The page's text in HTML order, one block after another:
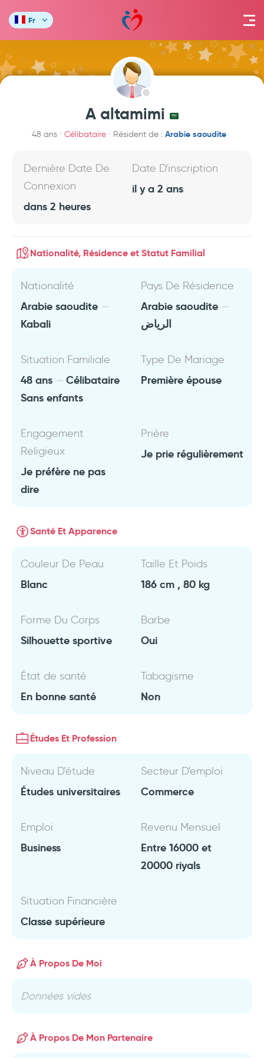
Fr
A altamimi
48 ans Célibataire Résident de : Arabie saoudite
Dernière Date De
Connexion
dans 2 heures
Date D'inscription
il y a 2 ans
Nationalité, Résidence et Statut Familial
Nationalité
Arabie saoudite
Kabali
Pays De Résidence
Arabie saoudite
الرياض
Situation Familiale
48 ans
Célibataire
Sans enfants
Type De Mariage
Première épouse
Engagement
Religieux
Je préfère ne pas
dire
Prière
Je prie régulièrement
Santé Et Apparence
Couleur De Peau
Blanc
Taille Et Poids
186 cm , 80 kg
Forme Du Corps
Silhouette sportive
Barbe
Oui
État de santé
En bonne santé
Tabagisme
Non
Études Et Profession
Niveau D'étude
Études universitaires
Secteur D'emploi
Commerce
Emploi
Business
Revenu Mensuel
Entre 16000 et
20000 riyals
Situation Financière
Classe supérieure
À Propos De Moi
Données vides
À Propos De Mon Partenaire